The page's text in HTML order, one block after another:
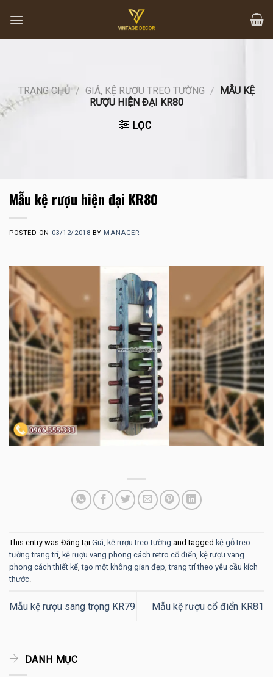
content
TRANG CHỦ / GIÁ, KỆ RƯỢU TREO TƯỜNG /
MẪU KỆ
RƯỢU HIỆN ĐẠI KR80
LỌC
Mẫu kệ rượu hiện đại KR80
POSTED ON 03/12/2018 BY MANAGER
This entry was Đăng tại Giá, kệ rượu treo tường and tagged kệ gỗ treo
tường trang trí, kệ rượu vang phong cách retro cổ điển, kệ rượu vang
phong cách thiết kế,tạo một không gian đẹp,trang trí theo yêu cầu kích
thước.
Mẫu kệ rượu sang trọng KR79 Mẫu kệ rượu cổ điển KR81
DANH MỤC